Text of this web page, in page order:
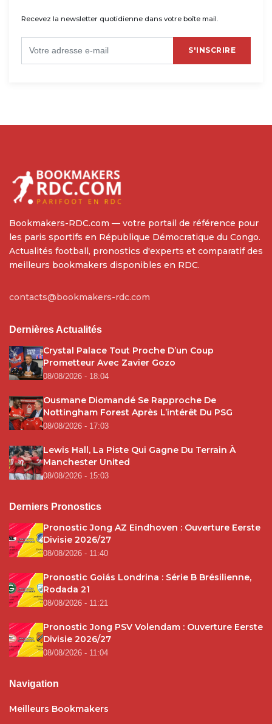
Recevez la newsletter quotidienne dans votre boîte mail.
S'INSCRIRE
Bookmakers-RDC.com — votre portail de référence pour
les paris sportifs en République Démocratique du Congo.
Actualités football, pronostics d'experts et comparatif des
meilleurs bookmakers disponibles en RDC.
contacts@bookmakers-rdc.com
Dernières Actualités
Crystal Palace Tout Proche D’un Coup
Prometteur Avec Zavier Gozo
08/08/2026 - 18:04
Ousmane Diomandé Se Rapproche De
Nottingham Forest Après L’intérêt Du PSG
08/08/2026 - 17:03
Lewis Hall, La Piste Qui Gagne Du Terrain À
Manchester United
08/08/2026 - 15:03
Derniers Pronostics
Pronostic Jong AZ Eindhoven : Ouverture Eerste
Divisie 2026/27
08/08/2026 - 11:40
Pronostic Goiás Londrina : Série B Brésilienne,
Rodada 21
08/08/2026 - 11:21
Pronostic Jong PSV Volendam : Ouverture Eerste
Divisie 2026/27
08/08/2026 - 11:04
Navigation
Meilleurs Bookmakers